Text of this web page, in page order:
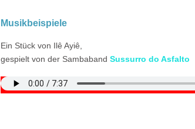
Musikbeispiele
Ein Stück von Ilê Ayiê,
gespielt von der Sambaband Sussurro do Asfalto